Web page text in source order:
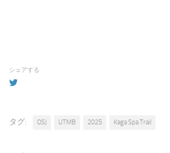
シェアする
タグ: OSJ UTMB 2025 Kaga Spa Trail